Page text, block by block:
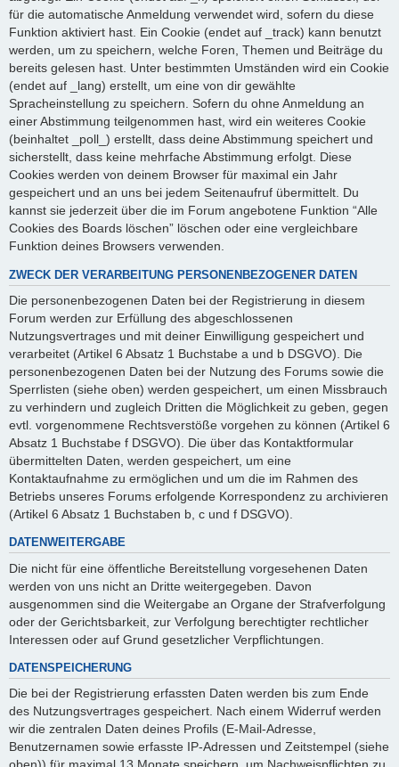
für die automatische Anmeldung verwendet wird, sofern du diese
Funktion aktiviert hast. Ein Cookie (endet auf _track) kann benutzt
werden, um zu speichern, welche Foren, Themen und Beiträge du
bereits gelesen hast. Unter bestimmten Umständen wird ein Cookie
(endet auf _lang) erstellt, um eine von dir gewählte
Spracheinstellung zu speichern. Sofern du ohne Anmeldung an
einer Abstimmung teilgenommen hast, wird ein weiteres Cookie
(beinhaltet _poll_) erstellt, dass deine Abstimmung speichert und
sicherstellt, dass keine mehrfache Abstimmung erfolgt. Diese
Cookies werden von deinem Browser für maximal ein Jahr
gespeichert und an uns bei jedem Seitenaufruf übermittelt. Du
kannst sie jederzeit über die im Forum angebotene Funktion “Alle
Cookies des Boards löschen” löschen oder eine vergleichbare
Funktion deines Browsers verwenden.
ZWECK DER VERARBEITUNG PERSONENBEZOGENER DATEN
Die personenbezogenen Daten bei der Registrierung in diesem
Forum werden zur Erfüllung des abgeschlossenen
Nutzungsvertrages und mit deiner Einwilligung gespeichert und
verarbeitet (Artikel 6 Absatz 1 Buchstabe a und b DSGVO). Die
personenbezogenen Daten bei der Nutzung des Forums sowie die
Sperrlisten (siehe oben) werden gespeichert, um einen Missbrauch
zu verhindern und zugleich Dritten die Möglichkeit zu geben, gegen
evtl. vorgenommene Rechtsverstöße vorgehen zu können (Artikel 6
Absatz 1 Buchstabe f DSGVO). Die über das Kontaktformular
übermittelten Daten, werden gespeichert, um eine
Kontaktaufnahme zu ermöglichen und um die im Rahmen des
Betriebs unseres Forums erfolgende Korrespondenz zu archivieren
(Artikel 6 Absatz 1 Buchstaben b, c und f DSGVO).
DATENWEITERGABE
Die nicht für eine öffentliche Bereitstellung vorgesehenen Daten
werden von uns nicht an Dritte weitergegeben. Davon
ausgenommen sind die Weitergabe an Organe der Strafverfolgung
oder der Gerichtsbarkeit, zur Verfolgung berechtigter rechtlicher
Interessen oder auf Grund gesetzlicher Verpflichtungen.
DATENSPEICHERUNG
Die bei der Registrierung erfassten Daten werden bis zum Ende
des Nutzungsvertrages gespeichert. Nach einem Widerruf werden
wir die zentralen Daten deines Profils (E-Mail-Adresse,
Benutzernamen sowie erfasste IP-Adressen und Zeitstempel (siehe